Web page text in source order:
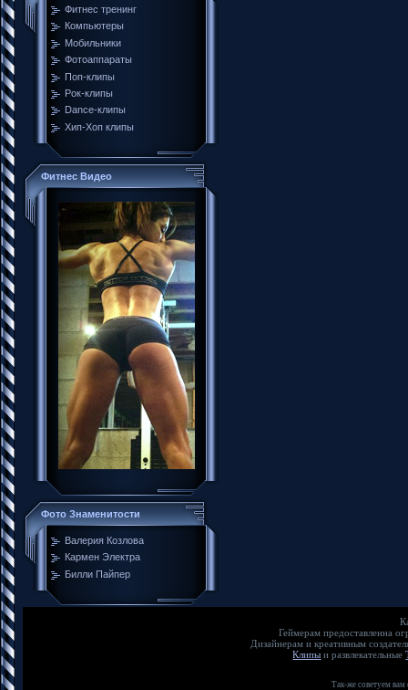
Фитнес тренинг
Компьютеры
Мобильники
Фотоаппараты
Поп-клипы
Рок-клипы
Dance-клипы
Хип-Хоп клипы
Фитнес Видео
Фото Знаменитости
Валерия Козлова
Кармен Электра
Билли Пайпер
Геймерам предоставленна
Дизайнерам и креативным
Клипы и развлекательные
Так-же советуем